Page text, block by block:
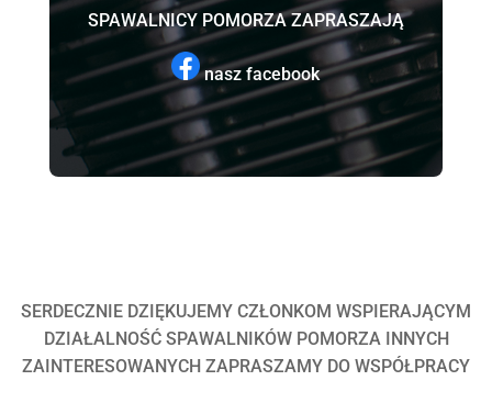
SPAWALNICY POMORZA ZAPRASZAJĄ
nasz facebook
SERDECZNIE DZIĘKUJEMY CZŁONKOM WSPIERAJĄCYM
DZIAŁALNOŚĆ SPAWALNIKÓW POMORZA INNYCH
ZAINTERESOWANYCH ZAPRASZAMY DO WSPÓŁPRACY